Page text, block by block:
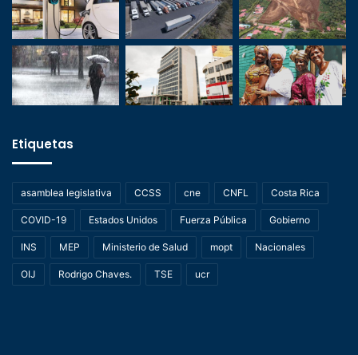
Etiquetas
asamblea legislativa CCSS cne CNFL Costa Rica
COVID-19 Estados Unidos Fuerza Pública Gobierno
INS MEP Ministerio de Salud mopt Nacionales
OIJ Rodrigo Chaves. TSE ucr